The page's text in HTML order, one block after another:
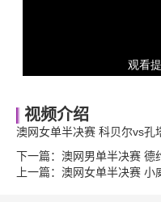
视频介绍
澳网女单半决赛 科贝尔vs孔
下一篇： 澳网男单半决赛 德
上一篇： 澳网女单半决赛 小